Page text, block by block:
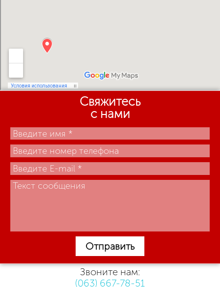
Свяжитесь
с нами
Отправить
Звоните нам:
(063) 667-78-51